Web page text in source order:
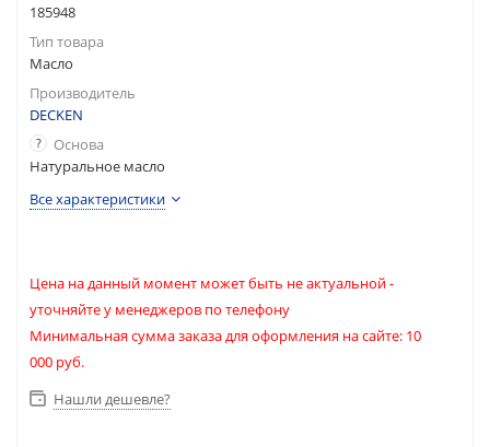
185948
Тип товара
Масло
Производитель
DECKEN
?
Основа
Натуральное масло
Все характеристики
Цена на данный момент может быть не актуальной -
уточняйте у менеджеров по телефону
Минимальная сумма заказа для оформления на сайте: 10
000 руб.
Нашли дешевле?